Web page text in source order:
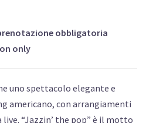
obbligatoria
only
uno spettacolo elegante e
americano, con arrangiamenti
“Jazzin’ the pop” è il motto